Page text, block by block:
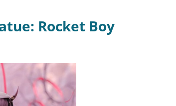
Rocket Boy